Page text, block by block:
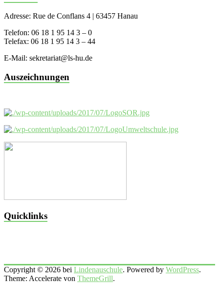
Adresse: Rue de Conflans 4 | 63457 Hanau
Telefon: 06 18 1 95 14 3 – 0
Telefax: 06 18 1 95 14 3 – 44
E-Mail: sekretariat@ls-hu.de
Auszeichnungen
Quicklinks
Copyright © 2026 bei Lindenauschule. Powered by WordPress.
Theme: Accelerate von ThemeGrill.